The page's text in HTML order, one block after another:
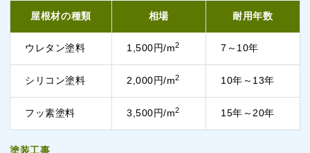
屋根材の種類 相場 耐用年数
ウレタン塗料 1,500円/m2 7～10年
シリコン塗料 2,000円/m2 10年～13年
フッ素塗料 3,500円/m2 15年～20年
塗装工事